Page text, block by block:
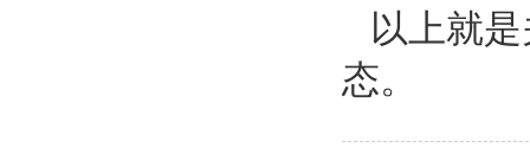
以上就是
态。